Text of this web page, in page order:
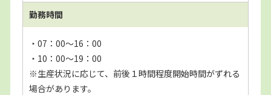
勤務時間
・07：00～16：00
・10：00～19：00
※生産状況に応じて、前後１時間程度開始時間がずれる
場合があります。